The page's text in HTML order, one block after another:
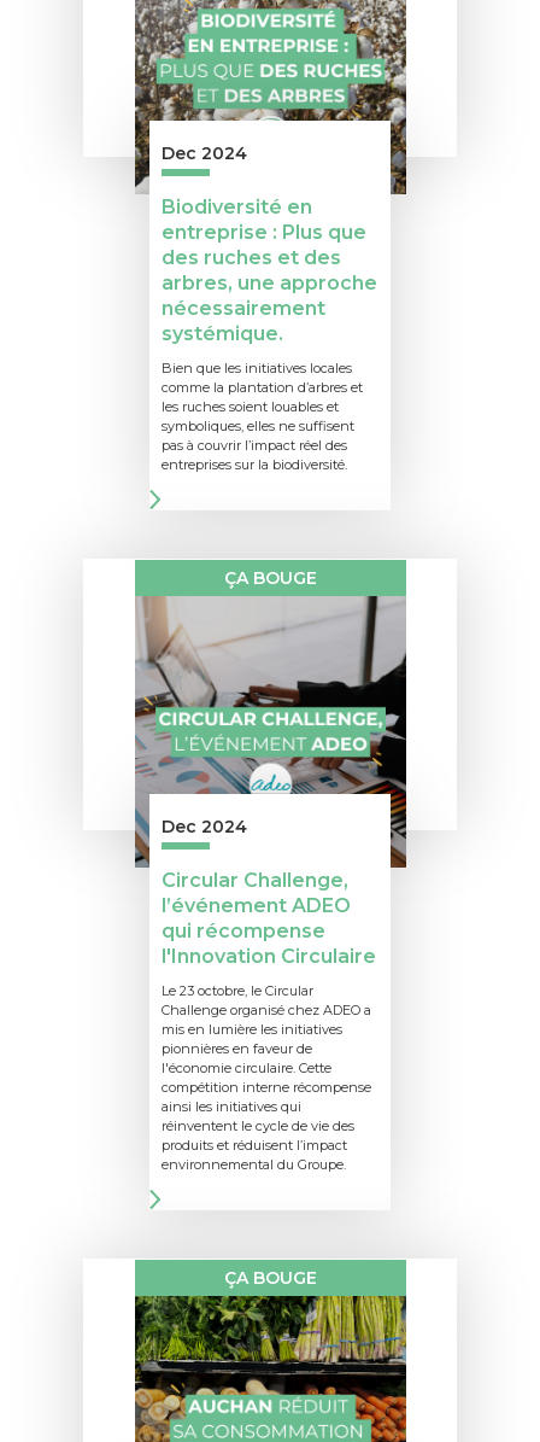
Dec 2024
Biodiversité en
entreprise : Plus que
des ruches et des
arbres, une approche
nécessairement
systémique.
Bien que les initiatives locales
comme la plantation d’arbres et
les ruches soient louables et
symboliques, elles ne suffisent
pas à couvrir l’impact réel des
entreprises sur la biodiversité.
ÇA BOUGE
Dec 2024
Circular Challenge,
l’événement ADEO
qui récompense
l'Innovation Circulaire
Le 23 octobre, le Circular
Challenge organisé chez ADEO a
mis en lumière les initiatives
pionnières en faveur de
l'économie circulaire. Cette
compétition interne récompense
ainsi les initiatives qui
réinventent le cycle de vie des
produits et réduisent l’impact
environnemental du Groupe.
ÇA BOUGE